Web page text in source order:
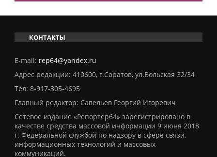
КОНТАКТЫ
E-mail: rep64@yandex.ru
Адрес редакции: 410600, г.Саратов, ул.Вольская 32/34
Тел: 8-917-305-4695
Главный редактор: Савельев Георгий Игоревич
Сетевое издание «Репортер64» зарегистрировано в
качестве средства массовой информации 9 июня 2018
г. Федеральной службой по надзору в сфере связи,
информационных технологий и массовых
коммуникаций.